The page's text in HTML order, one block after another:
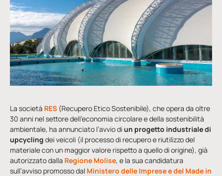
La società RES (Recupero Etico Sostenibile), che opera da oltre
30 anni nel settore dell’economia circolare e della sostenibilità
ambientale, ha annunciato l’avvio diun progetto industriale di
upcycling dei veicoli (il processo di recupero e riutilizzo del
materiale con un maggior valore rispetto a quello di origine), già
autorizzato dalla Regione Molise, e la sua candidatura
sull’avviso promosso dal Ministero delle Imprese e del Made in